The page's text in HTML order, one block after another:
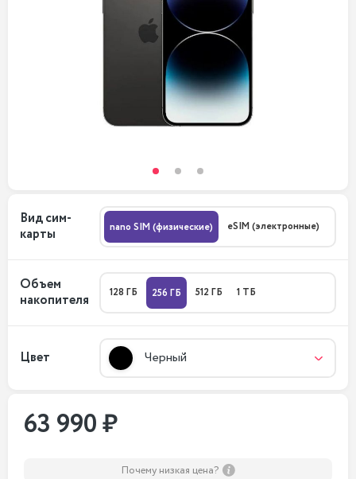
Вид сим-
карты
nano SIM (физические) eSIM (электронные)
Объем
накопителя
128 ГБ 256 ГБ 512 ГБ 1 ТБ
Цвет Черный
63 990 ₽
Почему низкая цена?